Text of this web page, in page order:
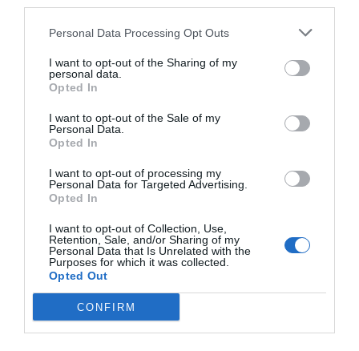
Personal Data Processing Opt Outs
I want to opt-out of the Sharing of my
personal data.
Opted In
I want to opt-out of the Sale of my
Personal Data.
Opted In
I want to opt-out of processing my
Personal Data for Targeted Advertising.
Opted In
I want to opt-out of Collection, Use,
Retention, Sale, and/or Sharing of my
Personal Data that Is Unrelated with the
Purposes for which it was collected.
Opted Out
CONFIRM
EOG
Jeżeli wykorzystywane są narzędzia dostawców spoza
Europejskiego Obszaru Gospodarczego (np. Google), dane
mogą być przekazywane do państw trzecich na podstawie:
decyzji stwierdzającej odpowiedni stopień ochrony,
standardowych klauzul umownych (SCC).
8. Okres przechowywania
danych
Dane przechowywane są:
przez okres korzystania z serwisu (w przypadku danych
technicznych),
do momentu wycofania zgody (jeżeli przetwarzanie
odbywa się na podstawie zgody).
9. Prawa użytkownika